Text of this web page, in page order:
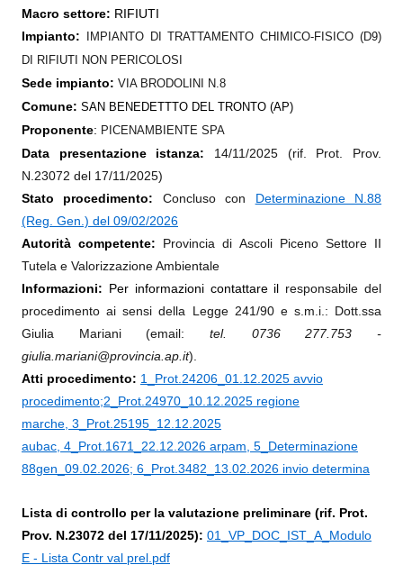
Macro settore: RIFIUTI
Impianto:
IMPIANTO DI TRATTAMENTO CHIMICO-FISICO (D9)
DI RIFIUTI NON PERICOLOSI
Sede impianto: VIA BRODOLINI N.8
Comune: SAN BENEDETTTO DEL TRONTO (AP)
Proponente: PICENAMBIENTE SPA
Data presentazione istanza: 14/11/2025 (rif. Prot. Prov.
N.23072 del 17/11/2025)
Stato procedimento: Concluso con Determinazione N.88
(Reg. Gen.) del 09/02/2026
Autorità competente: Provincia di Ascoli Piceno Settore II
Tutela e Valorizzazione Ambientale
Informazioni: Per informazioni contattare il responsabile del
procedimento ai sensi della Legge 241/90 e s.m.i.: Dott.ssa
Giulia Mariani (email: tel. 0736 277.753 -
giulia.mariani@provincia.ap.it).
Atti procedimento: 1_Prot.24206_01.12.2025 avvio
procedimento;2_Prot.24970_10.12.2025 regione
marche 3_Prot.25195_12.12.2025
aubac 4_Prot.1671_22.12.2026 arpam 5_Determinazione
88gen_09.02.2026; 6_Prot.3482_13.02.2026 invio determina
Lista di controllo per la valutazione preliminare (rif. Prot.
Prov. N.23072 del 17/11/2025): 01_VP_DOC_IST_A_Modulo
E - Lista Contr val prel.pdf